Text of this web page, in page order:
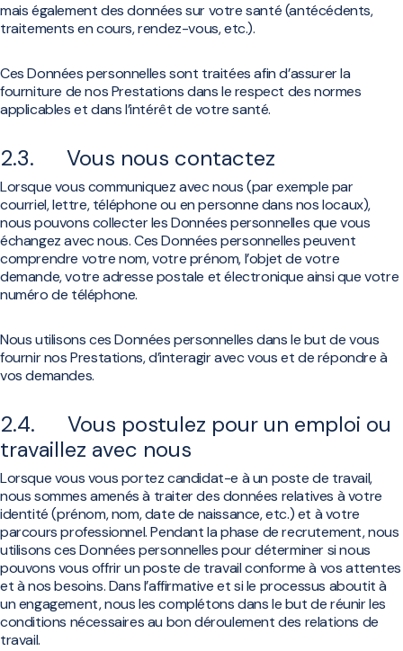
mais également des données sur votre santé (antécédents,
traitements en cours, rendez-vous, etc.).
Ces Données personnelles sont traitées afin d’assurer la
fourniture de nos Prestations dans le respect des normes
applicables et dans l’intérêt de votre santé.
2.3. Vous nous contactez
Lorsque vous communiquez avec nous (par exemple par
courriel, lettre, téléphone ou en personne dans nos locaux),
nous pouvons collecter les Données personnelles que vous
échangez avec nous. Ces Données personnelles peuvent
comprendre votre nom, votre prénom, l’objet de votre
demande, votre adresse postale et électronique ainsi que votre
numéro de téléphone.
Nous utilisons ces Données personnelles dans le but de vous
fournir nos Prestations, d’interagir avec vous et de répondre à
vos demandes.
2.4. Vous postulez pour un emploi ou
travaillez avec nous
Lorsque vous vous portez candidat-e à un poste de travail,
nous sommes amenés à traiter des données relatives à votre
identité (prénom, nom, date de naissance, etc.) et à votre
parcours professionnel. Pendant la phase de recrutement, nous
utilisons ces Données personnelles pour déterminer si nous
pouvons vous offrir un poste de travail conforme à vos attentes
et à nos besoins. Dans l’affirmative et si le processus aboutit à
un engagement, nous les complétons dans le but de réunir les
conditions nécessaires au bon déroulement des relations de
travail.